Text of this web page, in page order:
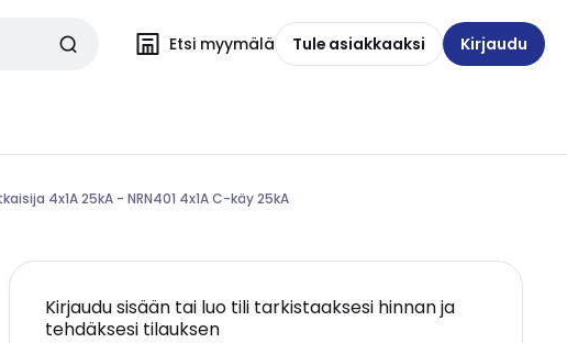
Etsi myymälä Tule asiakkaaksi Kirjaudu
4x1A 25kA - NRN401 4x1A C-käy 25kA
Kirjaudu sisään tai luo tili tarkistaaksesi hinnan ja
tehdäksesi tilauksen